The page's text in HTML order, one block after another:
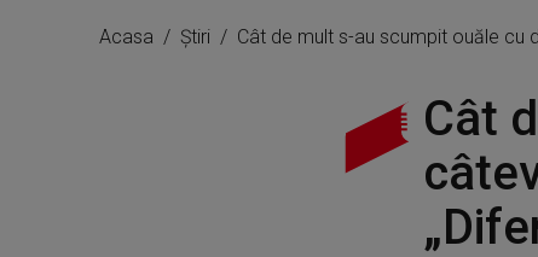
Acasa Știri Cât de mult s-au scumpit ouăle cu
Cât